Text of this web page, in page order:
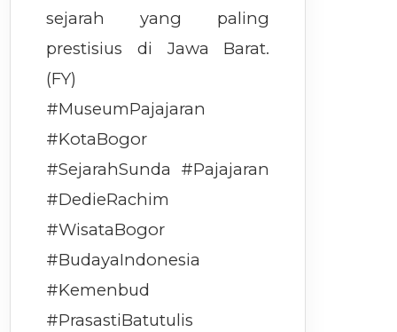
sejarah yang paling
prestisius di Jawa Barat.
(FY)
#MuseumPajajaran
#KotaBogor
#SejarahSunda #Pajajaran
#DedieRachim
#WisataBogor
#BudayaIndonesia
#Kemenbud
#PrasastiBatutulis